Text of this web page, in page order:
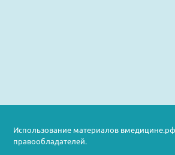
Использование материалов
правообладателей.